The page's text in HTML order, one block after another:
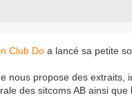
Club Do a lancé sa petite
nous propose des extraits,
des sitcoms AB ainsi que